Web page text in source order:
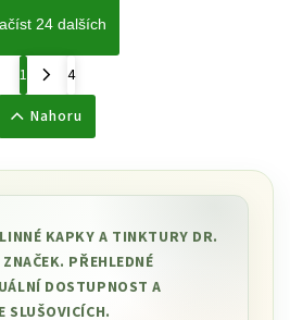
24 dalších
1
4
Nahoru
KAPKY A TINKTURY DR.
PŘEHLEDNÉ
DOSTUPNOST A
SLUŠOVICÍCH.